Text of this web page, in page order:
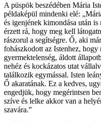
A püspök beszédében Mária
példaképül mindenki elé:
és igenjének kimondása után
érzett rá, hogy meg kell
rászorul a segítségre. Ő, aki
fohászkodott az Istenhez, hogy
gyermektelenség, áldott
nehéz és kockázatos utat
találkozik egymással. Isten
Ő akaratának. Ez a kedves,
engedjük, hogy megérintsen
szíve és lelke akkor van a
szavára.”